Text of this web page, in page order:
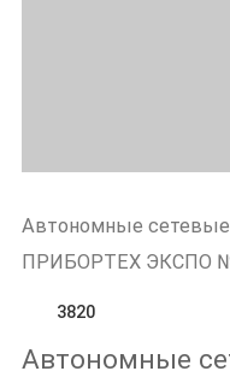
Автономные
ПРИБОРТЕХ ЭКСПО
3820
Автономные